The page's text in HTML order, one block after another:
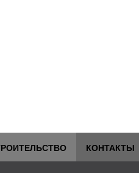
КОНТАКТЫ